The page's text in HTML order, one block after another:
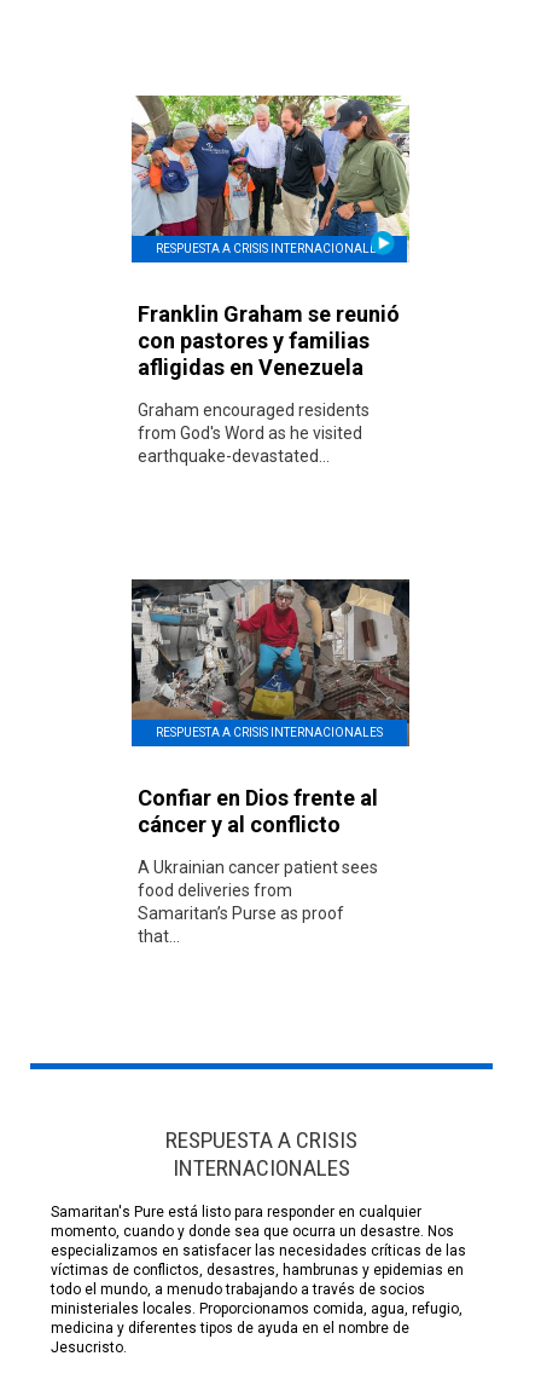
RESPUESTA A CRISIS INTERNACIONALES
Franklin Graham se reunió
con pastores y familias
afligidas en Venezuela
Graham encouraged residents
from God's Word as he visited
earthquake-devastated...
RESPUESTA A CRISIS INTERNACIONALES
Confiar en Dios frente al
cáncer y al conflicto
A Ukrainian cancer patient sees
food deliveries from
Samaritan’s Purse as proof
that...
RESPUESTA A CRISIS
INTERNACIONALES
Samaritan's Pure está listo para responder en cualquier
momento, cuando y donde sea que ocurra un desastre. Nos
especializamos en satisfacer las necesidades críticas de las
víctimas de conflictos, desastres, hambrunas y epidemias en
todo el mundo, a menudo trabajando a través de socios
ministeriales locales. Proporcionamos comida, agua, refugio,
medicina y diferentes tipos de ayuda en el nombre de
Jesucristo.